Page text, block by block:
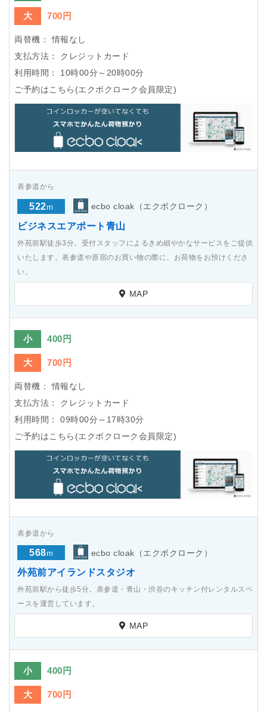
大 700円
両替機：
情報なし
支払方法：
クレジットカード
利用時間：
10時00分～20時00分
ご予約はこちら(エクボクローク会員限定)
表参道から
522m ecbo cloak（エクボクローク）
ビジネスエアポート青山
外苑前駅徒歩3分。受付スタッフによるきめ細やかなサービスをご提供
いたします。表参道や原宿のお買い物の際に、お荷物をお預けくださ
い。
MAP
小 400円
大 700円
両替機：
情報なし
支払方法：
クレジットカード
利用時間：
09時00分～17時30分
ご予約はこちら(エクボクローク会員限定)
表参道から
568m ecbo cloak（エクボクローク）
外苑前アイランドスタジオ
外苑前駅から徒歩5分。表参道・青山・渋谷のキッチン付レンタルスペ
ースを運営しています。
MAP
小 400円
大 700円